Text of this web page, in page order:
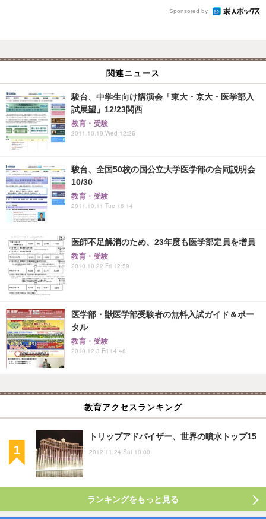
Sponsored by
関連ニュース
駿台、中学生向け講演会「東大・京大・医学部入
試展望」12/23関西
教育・受験
2011.10.19 Wed 12:26
駿台、全国50校の国公立大学医学部の合同説明会
10/30
教育・受験
2011.10.11 Tue 16:14
医師不足解消のため、23年度も医学部定員を増員
教育・受験
2010.10.22 Fri 12:59
医学部・獣医学部受験者の無料入試ガイド＆ポー
タル
教育・受験
2010.12.3 Fri 14:48
教育アクセスランキング
トリップアドバイザー、世界の噴水トップ15
2012.11.24 Sat 10:00
ランキングをもっと見る